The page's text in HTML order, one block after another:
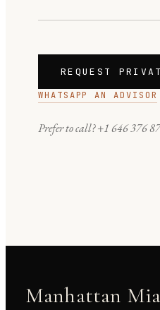
REQUEST
WHATSAPP AN ADVISOR
Prefer to call?+1 646 376
Manhattan